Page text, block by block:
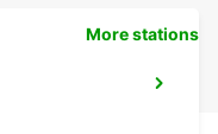
More stations